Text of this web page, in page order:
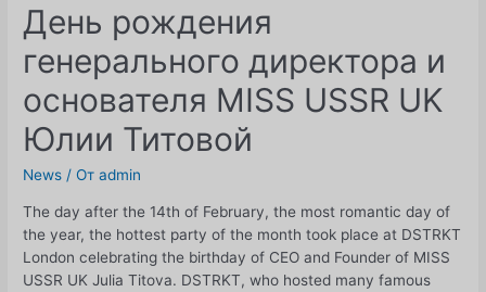
День рождения
генерального директора и
основателя MISS USSR UK
Юлии Титовой
News / От admin
The day after the 14th of February, the most romantic day of
the year, the hottest party of the month took place at DSTRKT
London celebrating the birthday of CEO and Founder of MISS
USSR UK Julia Titova. DSTRKT, who hosted many famous